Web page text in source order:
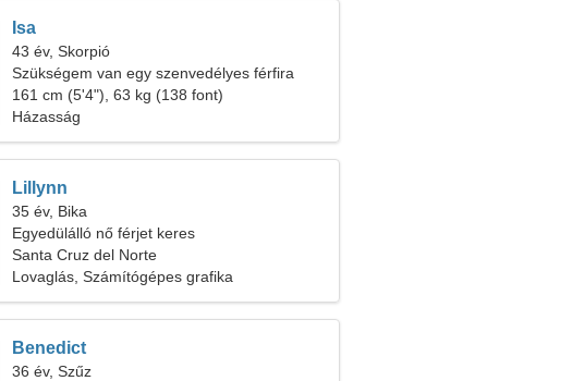
Isa
43 év, Skorpió
Szükségem van egy szenvedélyes férfira
161 cm (5'4"), 63 kg (138 font)
Házasság
Lillynn
35 év, Bika
Egyedülálló nő férjet keres
Santa Cruz del Norte
Lovaglás, Számítógépes grafika
Benedict
36 év, Szűz